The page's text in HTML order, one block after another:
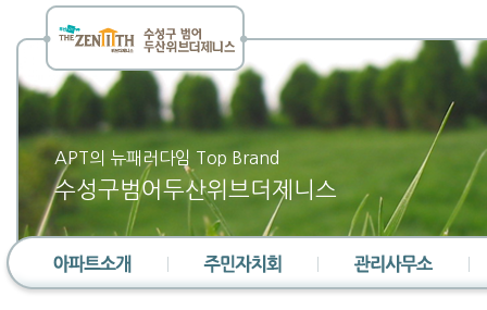
APT의 뉴패러다임 Top Brand
수성구범어두산위브더제니스